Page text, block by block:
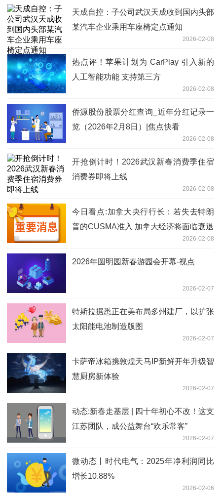
天成自控：子公司武汉天成收到国内头部
某汽车企业乘用车座椅定点通知
2026-02-08
热点评！苹果计划为 CarPlay 引入新的
人工智能功能 支持第三方
2026-02-08
侨源股份股票分红查询_近年分红记录一
览（2026年2月8日）|焦点快看
2026-02-08
开抢倒计时！2026武汉新春消费季住宿
消费券即将上线
2026-02-08
今日看点:加拿大央行行长：若失去特朗
普的CUSMA准入 加拿大经济将面临衰退
2026-02-08
2026年圆明园新春游园会开幕-视点
2026-02-07
特斯拉据悉正在美布局多州建厂，以扩张
太阳能电池制造版图
2026-02-07
卡萨帝冰箱携敦煌天马IP新鲜开年升级智
慧厨房新体验
2026-02-07
动态:新春走基层 | 四十年初心不改！这支
江苏团队，成公益舞台“欢乐常客”
2026-02-07
微动态丨时代电气：2025年净利润同比
增长10.88%
2026-02-06